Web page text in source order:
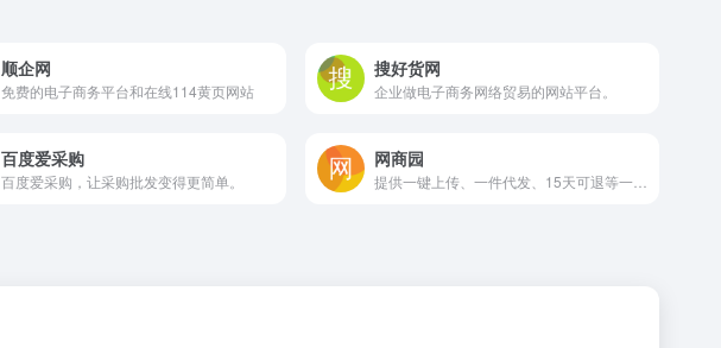
顺企网
免费的电子商务平台和在线114黄页网站
搜好货网
企业做电子商务网络贸易的网站平台。
百度爱采购
百度爱采购，让采购批发变得更简单。
网商园